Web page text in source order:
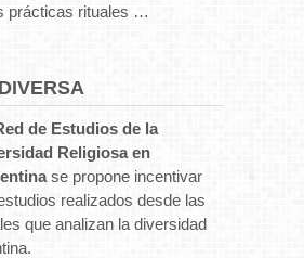
prácticas rituales …
de Estudios de la
Religiosa en
se propone incentivar
realizados desde las
que analizan la diversidad